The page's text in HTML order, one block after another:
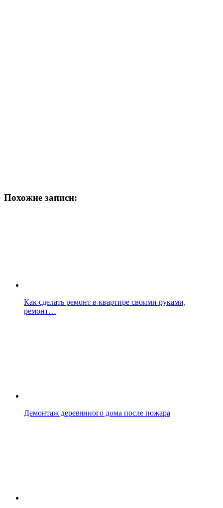
Похожие записи:
Как сделать ремонт в квартире своими руками,
ремонт…
Демонтаж деревянного дома после пожара